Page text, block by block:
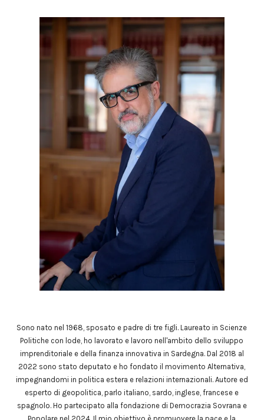
Sono nato nel 1968, sposato e padre di tre figli. Laureato in Scienze
Politiche con lode, ho lavorato e lavoro nell'ambito dello sviluppo
imprenditoriale e della finanza innovativa in Sardegna. Dal 2018 al
2022 sono stato deputato e ho fondato il movimento Alternativa,
impegnandomi in politica estera e relazioni internazionali. Autore ed
esperto di geopolitica, parlo italiano, sardo, inglese, francese e
spagnolo. Ho partecipato alla fondazione di Democrazia Sovrana e